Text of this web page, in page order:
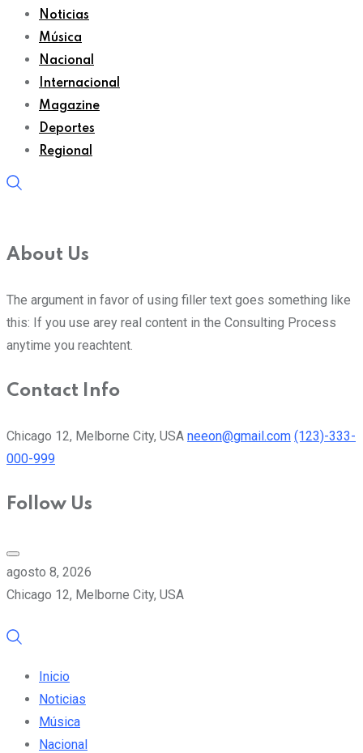
Noticias
Música
Nacional
Internacional
Magazine
Deportes
Regional
About Us
The argument in favor of using filler text goes something like
this: If you use arey real content in the Consulting Process
anytime you reachtent.
Contact Info
Chicago 12, Melborne City, USA neeon@gmail.com (123)-333-
000-999
Follow Us
agosto 8, 2026
Chicago 12, Melborne City, USA
Inicio
Noticias
Música
Nacional